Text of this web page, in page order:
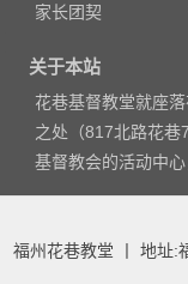
家长团契
关于本站
花巷基督教堂就座
之处（817北路花巷
基督教会的活动中
福州花巷教堂 丨 地址: